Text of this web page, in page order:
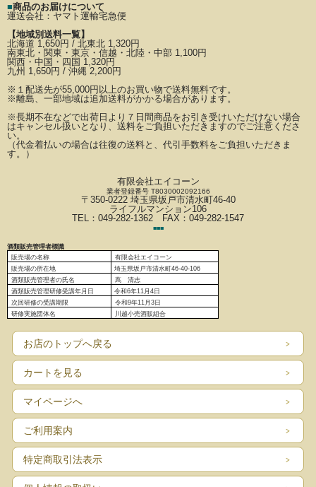
■商品のお届けについて
運送会社： ヤマト運輸宅急便
【地域別送料一覧】
北海道 1,650円 / 北東北 1,320円
南東北・関東・東京・信越・北陸・中部 1,100円
関西・中国・四国 1,320円
九州 1,650円 / 沖縄 2,200円
※ １配送先が55,000円以上のお買い物で送料無料です。
※離島、一部地域は追加送料がかかる場合があります。
※長期不在などで出荷日より７日間商品をお引き受けいただけない場合
はキャンセル扱いとなり、 送料をご負担いただきますのでご注意くださ
い。
（代金着払いの場合は往復の送料と、代引手数料をご負担いただきま
す。）
有限会社エイコーン
業者登録番号 T8030002092166
〒350-0222 埼玉県坂戸市清水町46-40
ライフルマンション106
TEL：049-282-1362 FAX：049-282-1547
■■■
酒類販売管理者標識
販売場の名称
有限会社エイコーン
販売場の所在地
埼玉県坂戸市清水町46-40-106
酒類販売管理者の氏名
蔦 清志
酒類販売管理研修受講年月日
令和6年11月4日
次回研修の受講期限
令和9年11月3日
研修実施団体名
川越小売酒販組合
お店のトップへ戻る
カートを見る
マイページへ
ご利用案内
特定商取引法表示